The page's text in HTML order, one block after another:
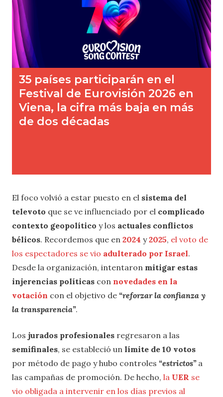
El foco volvió a estar puesto en el sistema del
televoto que se ve influenciado por el complicado
contexto geopolítico y los actuales conflictos
bélicos. Recordemos que en 2024 y2025, el voto de
los espectadores se vio adulterado por Israel.
Desde la organización, intentaron mitigar estas
injerencias políticas con novedades en la
votación con el objetivo de “reforzar la confianza y
la transparencia”.
Los jurados profesionales regresaron a las
semifinales, se estableció un límite de 10 votos
por método de pago y hubo controles “estrictos” a
las campañas de promoción. De hecho, la UER se
vio obligada a intervenir en los días previos al